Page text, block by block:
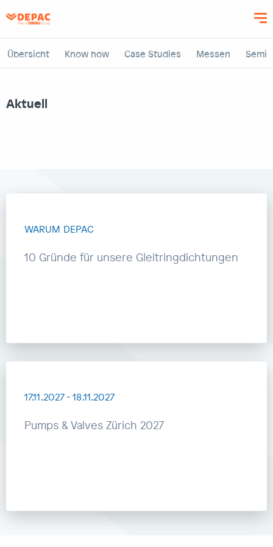
zum
Inhalt
Aktuell
Übersicht Know how Case Studies Messen
WARUM DEPAC
10 Gründe für unsere Gleitringdichtungen
17.11.2027-18.11.2027
Pumps & Valves Zürich 2027